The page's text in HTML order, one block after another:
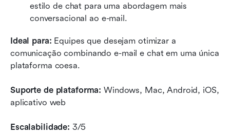
estilo de chat para uma abordagem mais
conversacional ao e-mail.
Ideal para: Equipes que desejam otimizar a
comunicação combinando e-mail e chat em uma única
plataforma coesa.
Suporte de plataforma: Windows, Mac, Android, iOS,
aplicativo web
Escalabilidade: 3/5